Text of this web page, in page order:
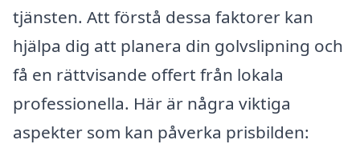
tjänsten. Att förstå dessa faktorer kan
hjälpa dig att planera din golvslipning och
få en rättvisande offert från lokala
professionella. Här är några viktiga
aspekter som kan påverka prisbilden: